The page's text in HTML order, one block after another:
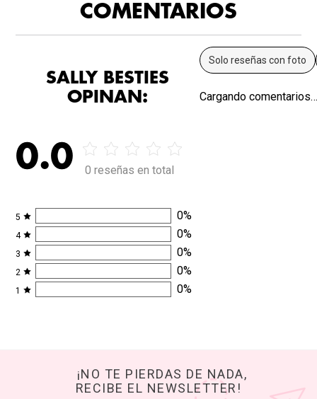
COMENTARIOS
SALLY BESTIES
OPINAN:
0.0 0 reseñas en total
5 0%
4 0%
3 0%
2 0%
1 0%
Solo reseñas con foto
Cargando
¡NO TE PIERDAS DE NADA,
RECIBE EL NEWSLETTER!